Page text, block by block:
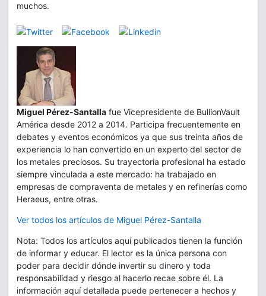
muchos.
Miguel Pérez-Santalla fue Vicepresidente de BullionVault
América desde 2012 a 2014. Participa frecuentemente en
debates y eventos económicos ya que sus treinta años de
experiencia lo han convertido en un experto del sector de
los metales preciosos. Su trayectoria profesional ha estado
siempre vinculada a este mercado: ha trabajado en
empresas de compraventa de metales y en refinerías como
Heraeus, entre otras.
Ver todos los artículos de Miguel Pérez-Santalla
Nota: Todos los artículos aquí publicados tienen la función
de informar y educar. El lector es la única persona con
poder para decidir dónde invertir su dinero y toda
responsabilidad y riesgo al hacerlo recae sobre él. La
información aquí detallada puede pertenecer a hechos y